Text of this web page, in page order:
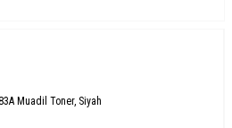
Muadil Toner, Siyah